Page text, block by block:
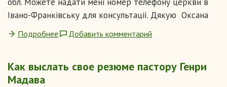
Івано-Франківську для консультації. Дякую Оксана
Подробнее Добавить комментарий
Как выслать свое резюме пастору Генри
Мадава